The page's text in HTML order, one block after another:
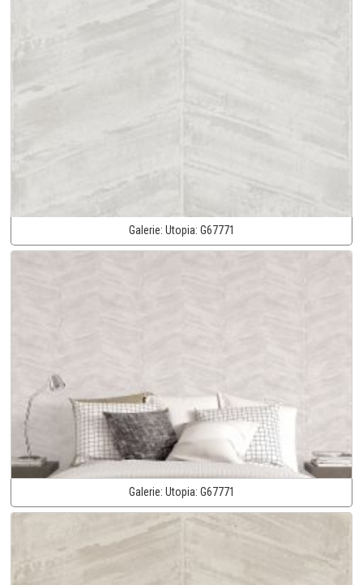
Galerie: Utopia: G67771
Galerie: Utopia: G67771